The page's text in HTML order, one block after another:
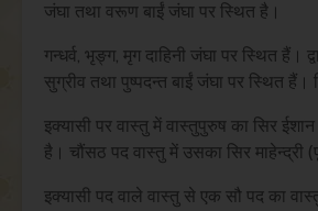
जंघा तथा वरूण बाईं जंघा पर स्थित है।
गन्धर्व, भृङ्ग, मृग दाहिनी जंघा पर स्थित हैं।
सुग्रीव तथा पुष्पदन्त बाईं जंघा पर स्थित हैं।
इक्यासी पर वास्तु में वास्तुपुरुष का सिर ईशान
है। चौंसठ पद वास्तु में उसका सिर माहेन्द्री
इक्यासी पद वाले वास्तु से एक सौ पद का